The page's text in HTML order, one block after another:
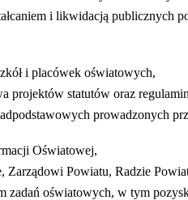
i likwidacją
i placówek oświatowych,
projektów statutów oraz
prowadzonych
Oświatowej,
Zarządowi Powiatu, Radzie
zadań oświatowych, w tym